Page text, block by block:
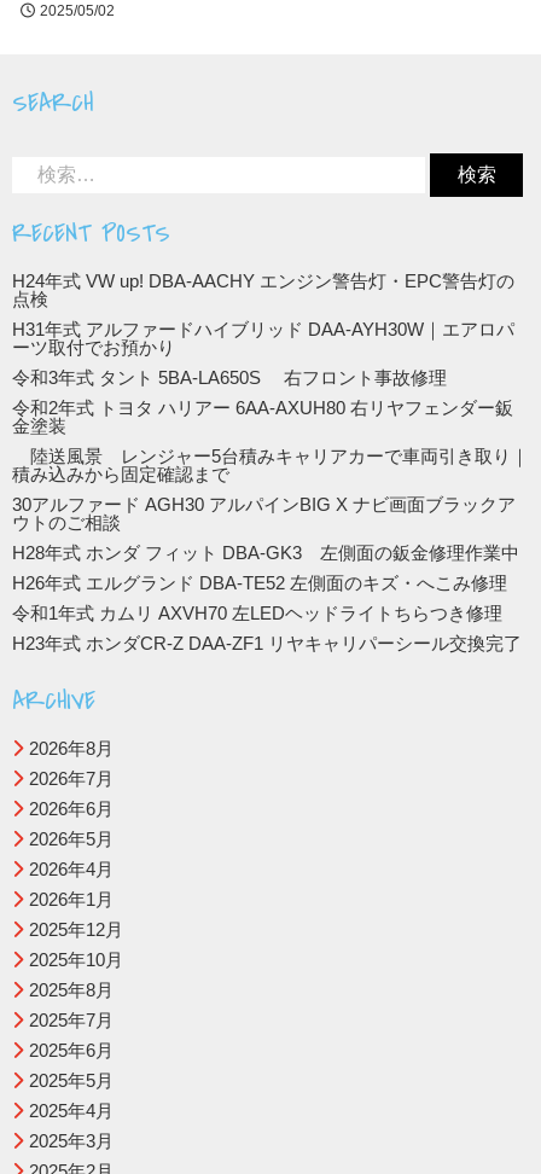
2025/05/02
SEARCH
RECENT POSTS
H24年式 VW up! DBA-AACHY エンジン警告灯・EPC警告灯の
点検
H31年式 アルファードハイブリッド DAA-AYH30W｜エアロパ
ーツ取付でお預かり
令和3年式 タント 5BA-LA650S 右フロント事故修理
令和2年式 トヨタ ハリアー 6AA-AXUH80 右リヤフェンダー鈑
金塗装
陸送風景 レンジャー5台積みキャリアカーで車両引き取り｜
積み込みから固定確認まで
30アルファード AGH30 アルパインBIG X ナビ画面ブラックア
ウトのご相談
H28年式 ホンダ フィット DBA-GK3 左側面の鈑金修理作業中
H26年式 エルグランド DBA-TE52 左側面のキズ・へこみ修理
令和1年式 カムリ AXVH70 左LEDヘッドライトちらつき修理
H23年式 ホンダCR-Z DAA-ZF1 リヤキャリパーシール交換完了
ARCHIVE
2026年8月
2026年7月
2026年6月
2026年5月
2026年4月
2026年1月
2025年12月
2025年10月
2025年8月
2025年7月
2025年6月
2025年5月
2025年4月
2025年3月